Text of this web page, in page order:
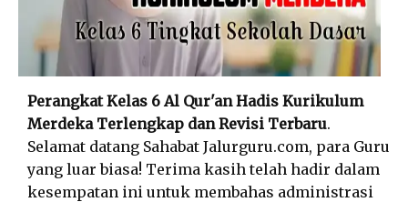
Perangkat Kelas 6 Al Qur'an Hadis Kurikulum
Merdeka Terlengkap dan Revisi Terbaru.
Selamat datang Sahabat Jalurguru.com, para Guru
yang luar biasa! Terima kasih telah hadir dalam
kesempatan ini untuk membahas administrasi